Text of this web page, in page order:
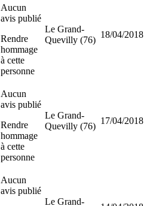
Aucun
avis publié
Rendre
hommage
à cette
personne
Le Grand-
Quevilly (76)
18/04/2018
Aucun
avis publié
Rendre
hommage
à cette
personne
Le Grand-
Quevilly (76)
17/04/2018
Aucun
avis publié
Le Grand-